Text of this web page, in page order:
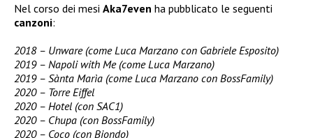
Nel corso dei mesi Aka7even ha pubblicato le seguenti
canzoni:
2018 – Unware (come Luca Marzano con Gabriele Esposito)
2019 – Napoli with Me (come Luca Marzano)
2019 – Sànta Marìa (come Luca Marzano con BossFamily)
2020 – Torre Eiffel
2020 – Hotel (con SAC1)
2020 – Chupa (con BossFamily)
2020 – Coco (con Biondo)